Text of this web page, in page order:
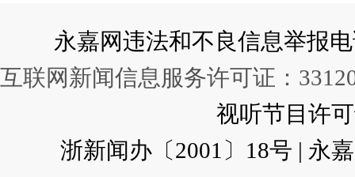
永嘉网违法和不良信息举报
互联网新闻信息服务许可证：
视听节目许
浙新闻办〔2001〕18号 | 永